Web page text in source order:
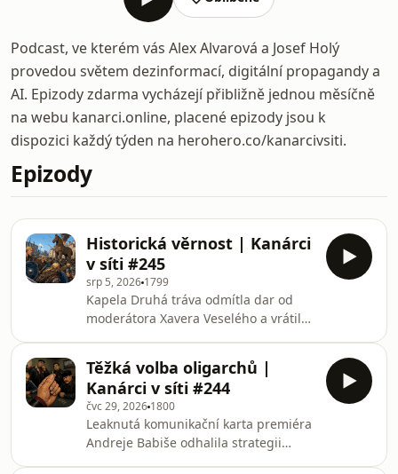
Podcast, ve kterém vás Alex Alvarová a Josef Holý
provedou světem dezinformací, digitální propagandy a
AI. Epizody zdarma vycházejí přibližně jednou měsíčně
na webu kanarci.online, placené epizody jsou k
dispozici každý týden na herohero.co/kanarcivsiti.
Epizody
Historická věrnost | Kanárci
v síti #245
srp 5, 2026 1799
Kapela Druhá tráva odmítla dar od
moderátora Xavera Veselého a vrátila
zdravotnictví Adam Vojtěch prosadil
bez čekání na stanovisko vlastní etické
komise novelu umožňující umělé
oplodnění ženám bez partnera,
zatímco premiér Andrej Babiš vlastní
síť klinik asistované reprodukce
Těžká volba oligarchů |
Kanárci v síti #244
čvc 29, 2026 1800
Leaknutá komunikační karta premiéra
Andreje Babiše odhalila strategii